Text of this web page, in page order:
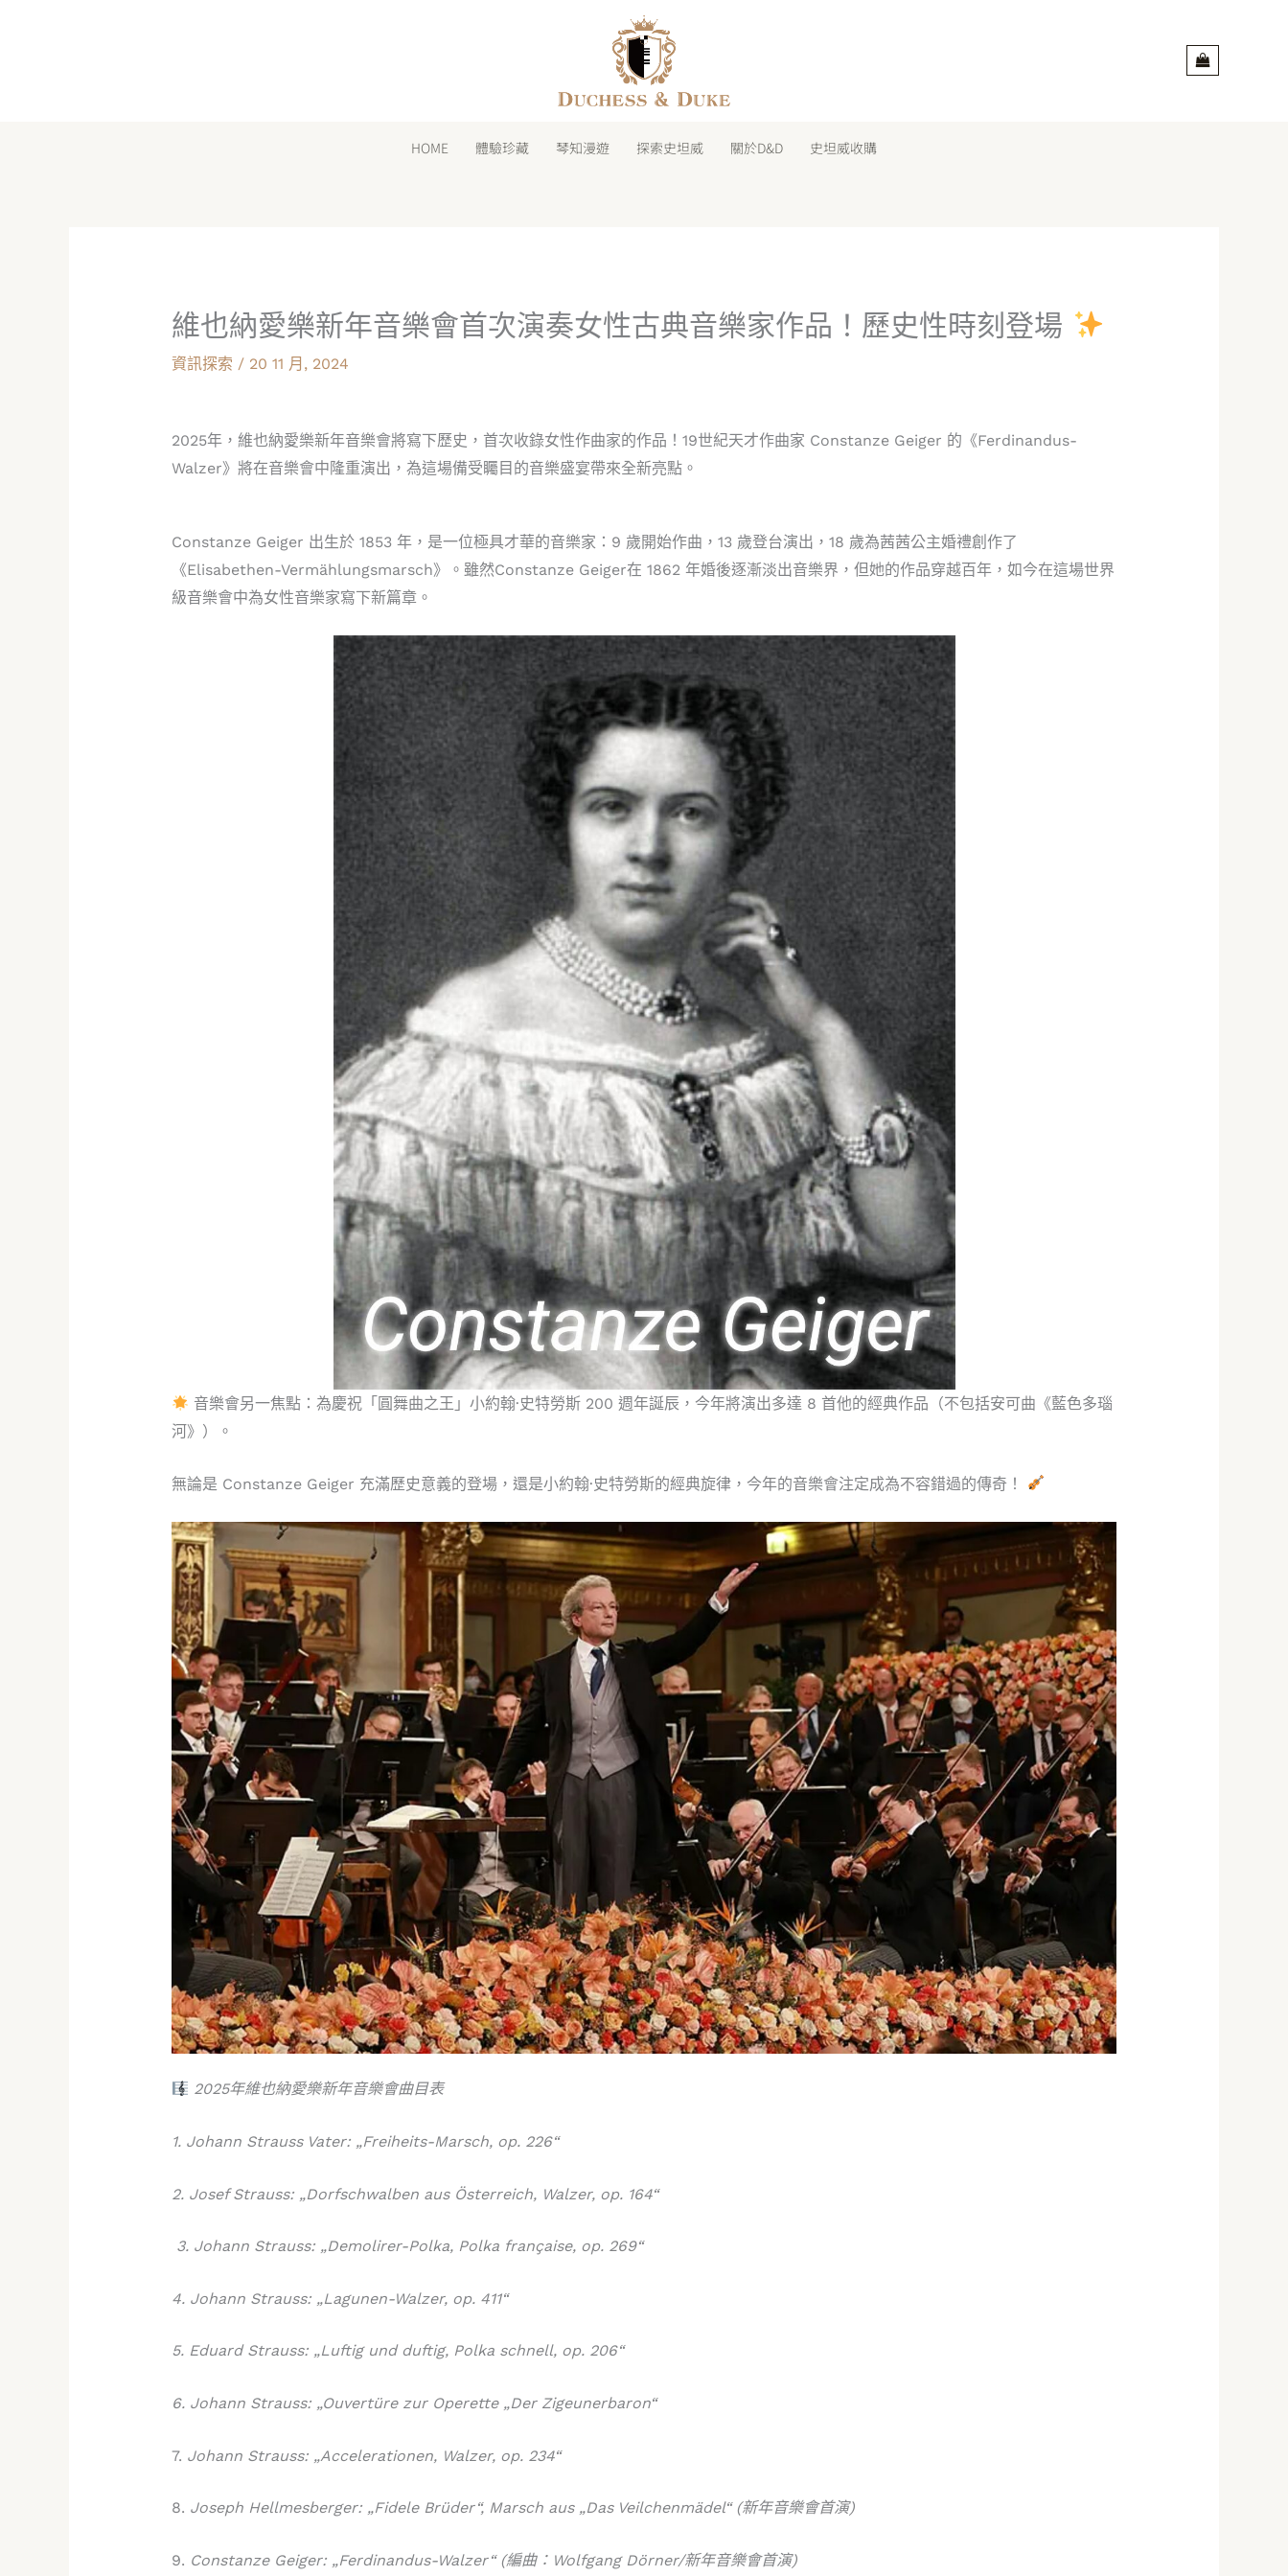
HOME 體驗珍藏 琴知漫遊 探索史坦威 關於D&D 史坦威收購
維也納愛樂新年音樂會首次演奏女性古典音樂家作品！歷史性時刻登場
資訊探索 / 20 11 月, 2024
2025年，維也納愛樂新年音樂會將寫下歷史，首次收錄女性作曲家的作品！19世紀天才作曲家 Constanze Geiger 的《Ferdinandus-
Walzer》將在音樂會中隆重演出，為這場備受矚目的音樂盛宴帶來全新亮點。
​Constanze Geiger 出生於 1853 年，是一位極具才華的音樂家：9 歲開始作曲，13 歲登台演出，18 歲為茜茜公主婚禮創作了
《Elisabethen-Vermählungsmarsch》。雖然Constanze Geiger在 1862 年婚後逐漸淡出音樂界，但她的作品穿越百年，如今在這場世界
級音樂會中為女性音樂家寫下新篇章。
音樂會另一焦點：為慶祝「圓舞曲之王」小約翰·史特勞斯 200 週年誕辰，今年將演出多達 8 首他的經典作品（不包括安可曲《藍色多瑙
河》）。
無論是 Constanze Geiger 充滿歷史意義的登場，還是小約翰·史特勞斯的經典旋律，今年的音樂會注定成為不容錯過的傳奇！
2025年維也納愛樂新年音樂會曲目表
​1. Johann Strauss Vater: „Freiheits-Marsch, op. 226“
​2. Josef Strauss: „Dorfschwalben aus Österreich, Walzer, op. 164“
​ 3. Johann Strauss: „Demolirer-Polka, Polka française, op. 269“
​4. Johann Strauss: „Lagunen-Walzer, op. 411“
​5. Eduard Strauss: „Luftig und duftig, Polka schnell, op. 206“
​6. Johann Strauss: „Ouvertüre zur Operette „Der Zigeunerbaron“
7. ​ Johann Strauss: „Accelerationen, Walzer, op. 234“
8. ​ Joseph Hellmesberger: „Fidele Brüder“, Marsch aus „Das Veilchenmädel“ (新年音樂會首演)
9. ​ Constanze Geiger: „Ferdinandus-Walzer“ (編曲：Wolfgang Dörner/新年音樂會首演)
instagram
line